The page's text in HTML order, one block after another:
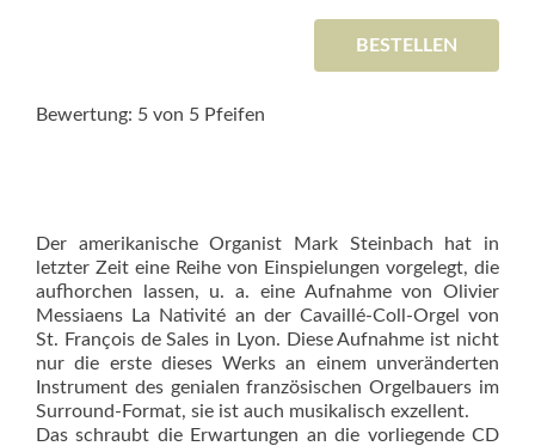
BESTELLEN
Bewertung: 5 von 5 Pfeifen
Der amerikanische Organist Mark Steinbach hat in
letzter Zeit eine Reihe von Einspielungen vorgelegt, die
aufhorchen lassen, u. a. eine Aufnahme von Olivier
Messiaens La Nativité an der Cavaillé-Coll-Orgel von
St. François de Sales in Lyon. Diese Aufnahme ist nicht
nur die erste dieses Werks an einem unveränderten
Instrument des genialen französischen Orgelbauers im
Surround-Format, sie ist auch musikalisch exzellent.
Das schraubt die Erwartungen an die vorliegende CD